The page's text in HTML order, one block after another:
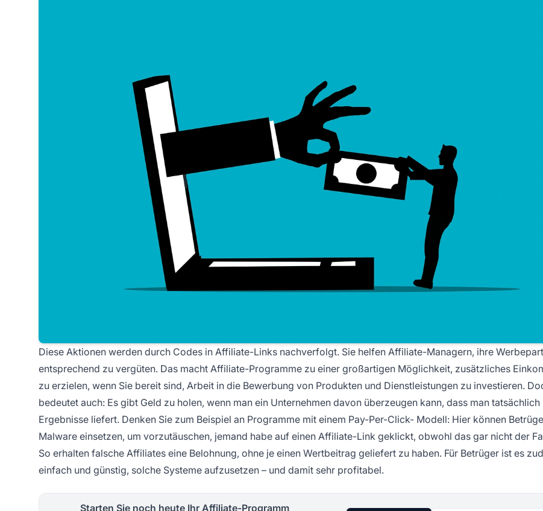
Diese Aktionen werden durch Codes in Affiliate-Links nachverfolgt. Sie helfen Affiliate-Managern, ihre
entsprechend zu vergüten. Das macht Affiliate-Programme zu einer großartigen Möglichkeit, zusätzliches
zu erzielen, wenn Sie bereit sind, Arbeit in die Bewerbung von Produkten und Dienstleistungen zu investieren.
bedeutet auch: Es gibt Geld zu holen, wenn man ein Unternehmen davon überzeugen kann, dass man tatsächlich
Ergebnisse liefert. Denken Sie zum Beispiel an Programme mit einem Pay-Per-Click- Modell: Hier können
Malware einsetzen, um vorzutäuschen, jemand habe auf einen Affiliate-Link geklickt, obwohl das gar nicht der
So erhalten falsche Affiliates eine Belohnung, ohne je einen Wertbeitrag geliefert zu haben. Für Betrüger ist es
einfach und günstig, solche Systeme aufzusetzen – und damit sehr profitabel.
Starten Sie noch heute Ihr Affiliate-Programm